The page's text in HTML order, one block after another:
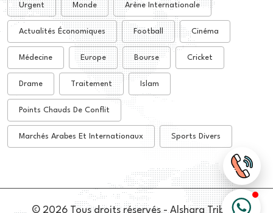
Urgent Monde Arène Internationale
Actualités Économiques Football Cinéma
Médecine Europe Bourse Cricket
Drame Traitement Islam
Points Chauds De Conflit
Marchés Arabes Et Internationaux Sports Divers
© 2026 Tous droits réservés - Alsharq Tribune